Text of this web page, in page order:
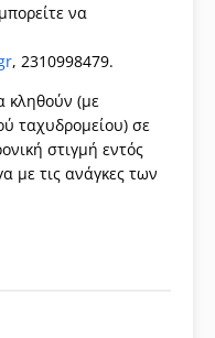
να
, 2310998479.
κληθούν (με
ταχυδρομείου) σε
στιγμή εντός
με τις ανάγκες των